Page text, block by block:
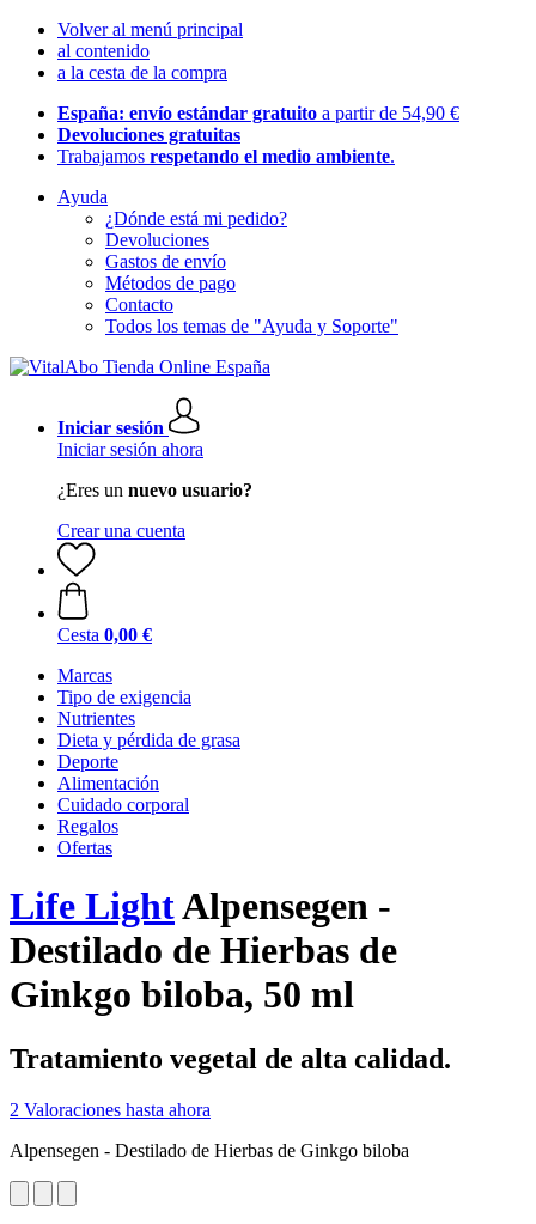
Volver al menú principal
al contenido
a la cesta de la compra
España: envío estándar gratuito a partir de 54,90 €
Devoluciones gratuitas
Trabajamos respetando el medio ambiente.
Ayuda
¿Dónde está mi pedido?
Devoluciones
Gastos de envío
Métodos de pago
Contacto
Todos los temas de "Ayuda y Soporte"
Iniciar sesión
Iniciar sesión ahora
¿Eres un nuevo usuario?
Crear una cuenta
Cesta 0,00 €
Marcas
Tipo de exigencia
Nutrientes
Dieta y pérdida de grasa
Deporte
Alimentación
Cuidado corporal
Regalos
Ofertas
Life LightAlpensegen -
Destilado de Hierbas de
Ginkgo biloba, 50 ml
Tratamiento vegetal de alta calidad.
2 Valoraciones hasta ahora
Alpensegen - Destilado de Hierbas de Ginkgo biloba